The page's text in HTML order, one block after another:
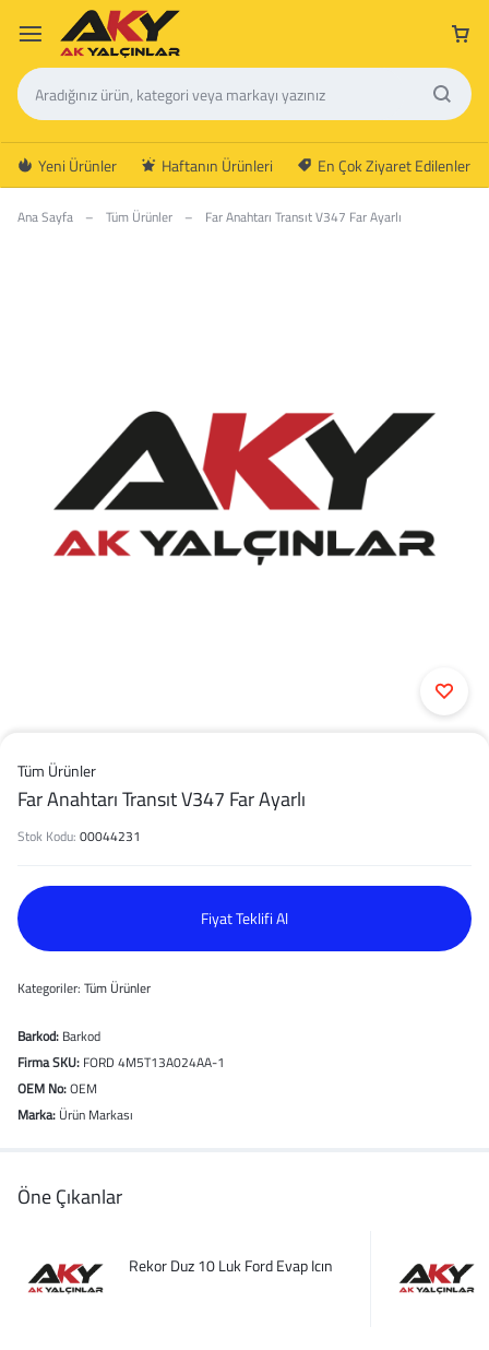
Yeni Ürünler Haftanın Ürünleri En Çok Ziyaret Edilenler
Ana Sayfa – Tüm Ürünler – Far Anahtarı Transıt V347 Far Ayarlı
Tüm Ürünler
Far Anahtarı Transıt V347 Far Ayarlı
Stok Kodu: 00044231
Fiyat Teklifi Al
Kategoriler: Tüm Ürünler
Barkod: Barkod
Firma SKU: FORD 4M5T13A024AA-1
OEM No:OEM
Marka: Ürün Markası
Öne Çıkanlar
Rekor Duz 10 Luk Ford Evap Icın